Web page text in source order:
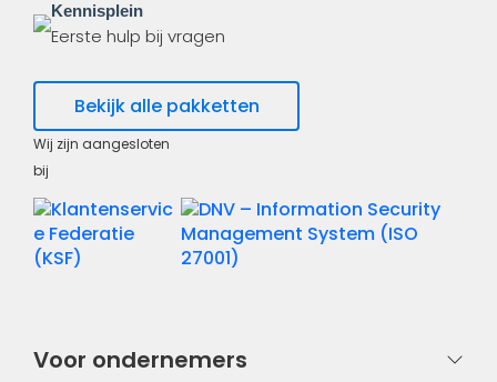
Kennisplein
Eerste hulp bij vragen
Bekijk alle pakketten
Wij zijn aangesloten
bij
Voor ondernemers